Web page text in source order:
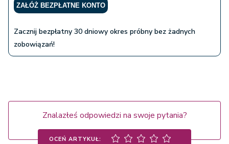
ZAŁÓŻ BEZPŁATNE KONTO
Zacznij bezpłatny 30 dniowy okres próbny bez żadnych
zobowiązań!
Znalazłeś odpowiedzi na swoje pytania?
OCEŃ ARTYKUŁ: